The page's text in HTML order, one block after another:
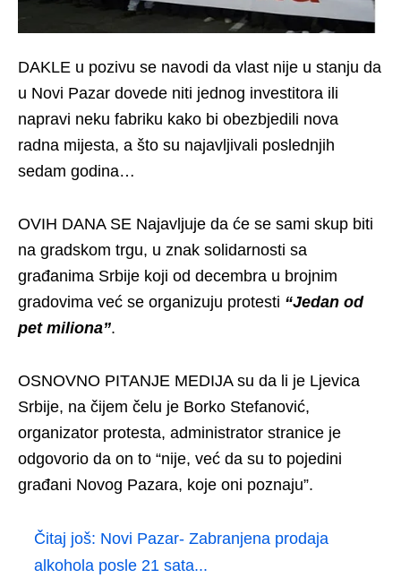
DAKLE u pozivu se navodi da vlast nije u stanju da
u Novi Pazar dovede niti jednog investitora ili
napravi neku fabriku kako bi obezbjedili nova
radna mijesta, a što su najavljivali poslednjih
sedam godina…
OVIH DANA SE Najavljuje da će se sami skup biti
na gradskom trgu, u znak solidarnosti sa
građanima Srbije koji od decembra u brojnim
gradovima već se organizuju protesti “Jedan od
pet miliona”.
OSNOVNO PITANJE MEDIJA su da li je Ljevica
Srbije, na čijem čelu je Borko Stefanović,
organizator protesta, administrator stranice je
odgovorio da on to “nije, već da su to pojedini
građani Novog Pazara, koje oni poznaju”.
Čitaj još: Novi Pazar- Zabranjena prodaja
alkohola posle 21 sata...